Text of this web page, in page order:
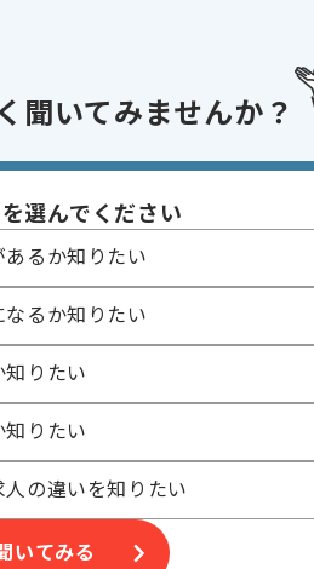
す。
聞いてみませんか？
選んでください
るか知りたい
るか知りたい
りたい
知りたい
の違いを知りたい
いてみる